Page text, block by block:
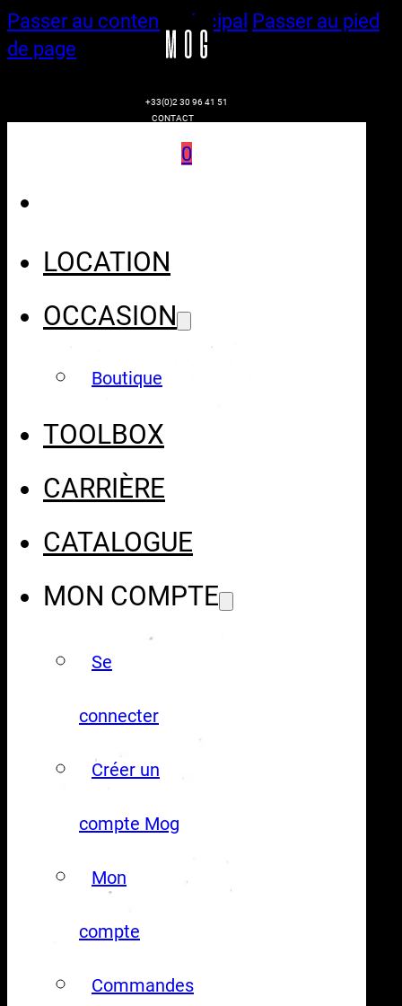
Passer au contenu principal Passer au pied
de page
+33(0)2 30 96 41 51
CONTACT
0
LOCATION
OCCASION
Boutique
TOOLBOX
CARRIÈRE
CATALOGUE
MON COMPTE
Se
connecter
Créer un
compte Mog
Mon
compte
Commandes